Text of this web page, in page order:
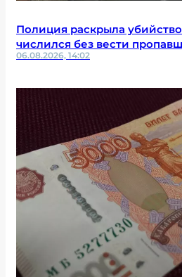
Полиция раскрыла
числился без вести
06.08.2026, 14:02